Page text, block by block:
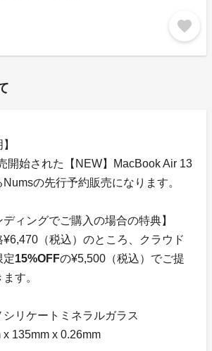
favorite
開始された【NEW】MacBook Air 13
の先行予約販売になります。
ディングでご購入の場合の特典】
（税込）のところ、クラウド
定15%OFFの¥5,500（税込）でご提
す。
シリケートミネラルガラス
x 135mm x 0.26mm